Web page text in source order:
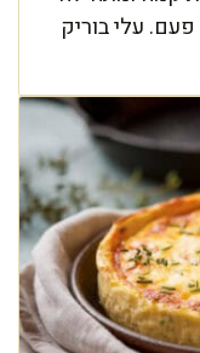
עלי בוריק